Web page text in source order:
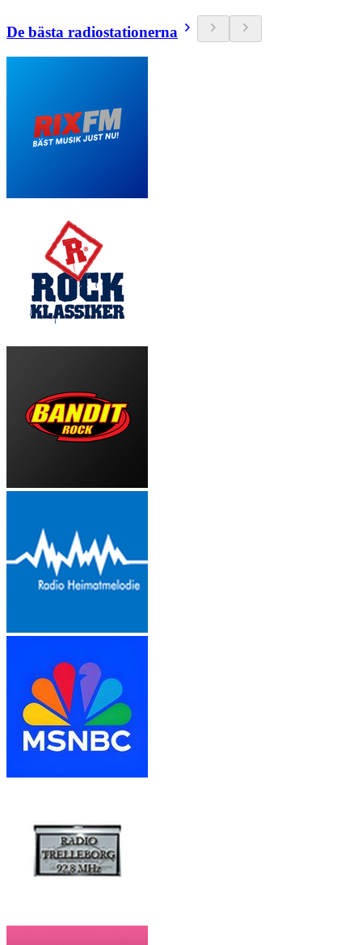
De bästa radiostationerna